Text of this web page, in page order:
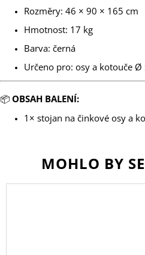
Rozměry: 46 × 90 × 165 cm
Hmotnost: 17 kg
Barva: černá
Určeno pro: osy a kotouče Ø
📦 OBSAH BALENÍ:
1× stojan na činkové osy a
MOHLO BY